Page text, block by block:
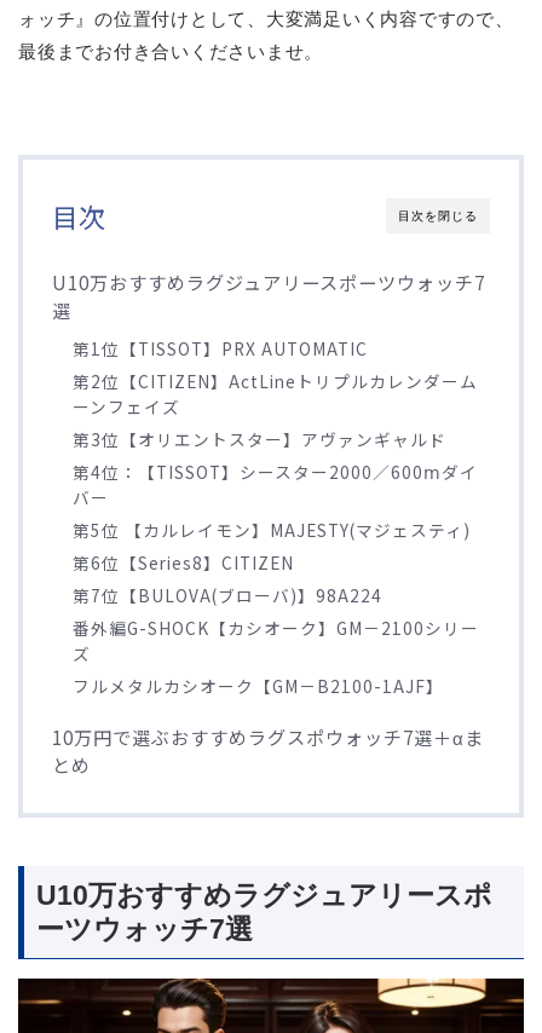
ォッチ』の位置付けとして、大変満足いく内容ですので、
最後までお付き合いくださいませ。
目次を閉じる
目次
U10万おすすめラグジュアリースポーツウォッチ7
選
第1位【TISSOT】PRX AUTOMATIC
第2位【CITIZEN】ActLineトリプルカレンダーム
ーンフェイズ
第3位【オリエントスター】アヴァンギャルド
第4位：【TISSOT】シースター2000／600ⅿダイ
バー
第5位 【カルレイモン】MAJESTY(マジェスティ)
第6位【Series8】CITIZEN
第7位【BULOVA(ブローバ)】98A224
番外編G-SHOCK【カシオーク】GM－2100シリー
ズ
フルメタルカシオーク【GM－B2100-1AJF】
10万円で選ぶおすすめラグスポウォッチ7選＋αま
とめ
U10万おすすめラグジュアリースポ
ーツウォッチ7選